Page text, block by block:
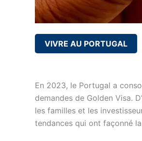
VIVRE AU PORTUGAL
En 2023, le Portugal a
demandes de Golden Visa.
les familles et les
tendances qui ont façonné